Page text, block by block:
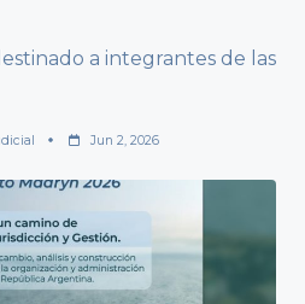
a integrantes de las
Jun 2, 2026